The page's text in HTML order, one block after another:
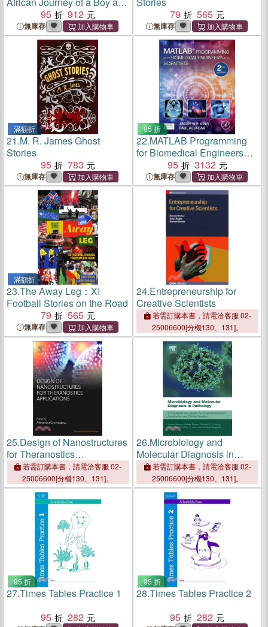
an Elephant
95 912
無庫存
79
565
無庫存
滿額折
21.M. R. James Ghost
Stories
95
783
無庫存
95 折
22.MATLAB Programming
for Biomedical Engineers
and Scientists
95 3132
無庫存
滿額折
23.The Away Leg：XI
Football Stories on the Road
79
565
無庫存
24.Entrepreneurship for
Creative Scientists
若需訂購本書，請電洽客服 02-
25006600[分機130、131]。
25.Design of Nanostructures
for Theranostics
Applications
若需訂購本書，請電洽客服 02-
25006600[分機130、131]。
26.Microbiology and
Molecular Diagnosis in
Pathology ─ A
Comprehensive Review for
Board Preparation,
Certification and Clinical
Practice
若需訂購本書，請電洽客服 02-
25006600[分機130、131]。
95 折
27.Times Tables Practice 1
95
282
95 折
28.Times Tables Practice 2
95
282